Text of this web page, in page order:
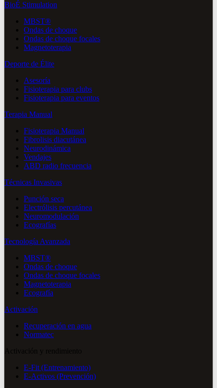
BioÉ Stimulation
MBST®
Ondas de choque
Ondas de choque focales
Magnetoterapia
Deporte de Élite
Asesoría
Fisioterapia para clubs
Fisioterapia para eventos
Terapia Manual
Fisioterapia Manual
Fibrolisis diacutánea
Neurodinámica
Vendajes
ABD radio frecuencia
Técnicas Invasivas
Punción seca
Electrólisis percutánea
Neuromodulación
Ecografías
Tecnología Avanzada
MBST®
Ondas de choque
Ondas de choque focales
Magnetoterapia
Ecografía
Activación
Recuperación en agua
Normatec
Activación y rendimiento
E-Fit (Entrenamiento)
E-Activos (Prevención)